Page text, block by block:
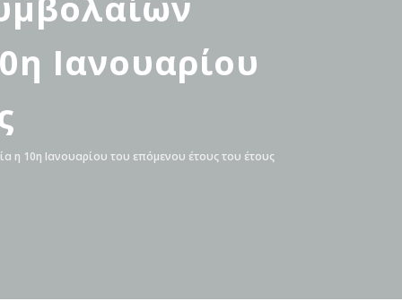
Ιανουαρίου
η 10η Ιανουαρίου του επόμενου έτους του έτους